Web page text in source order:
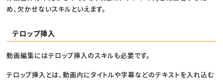
め、欠かせないスキルといえます。
テロップ挿入
動画編集にはテロップ挿入のスキルも必要です。
テロップ挿入とは、動画内にタイトルや字幕などのテキストを入れ込む